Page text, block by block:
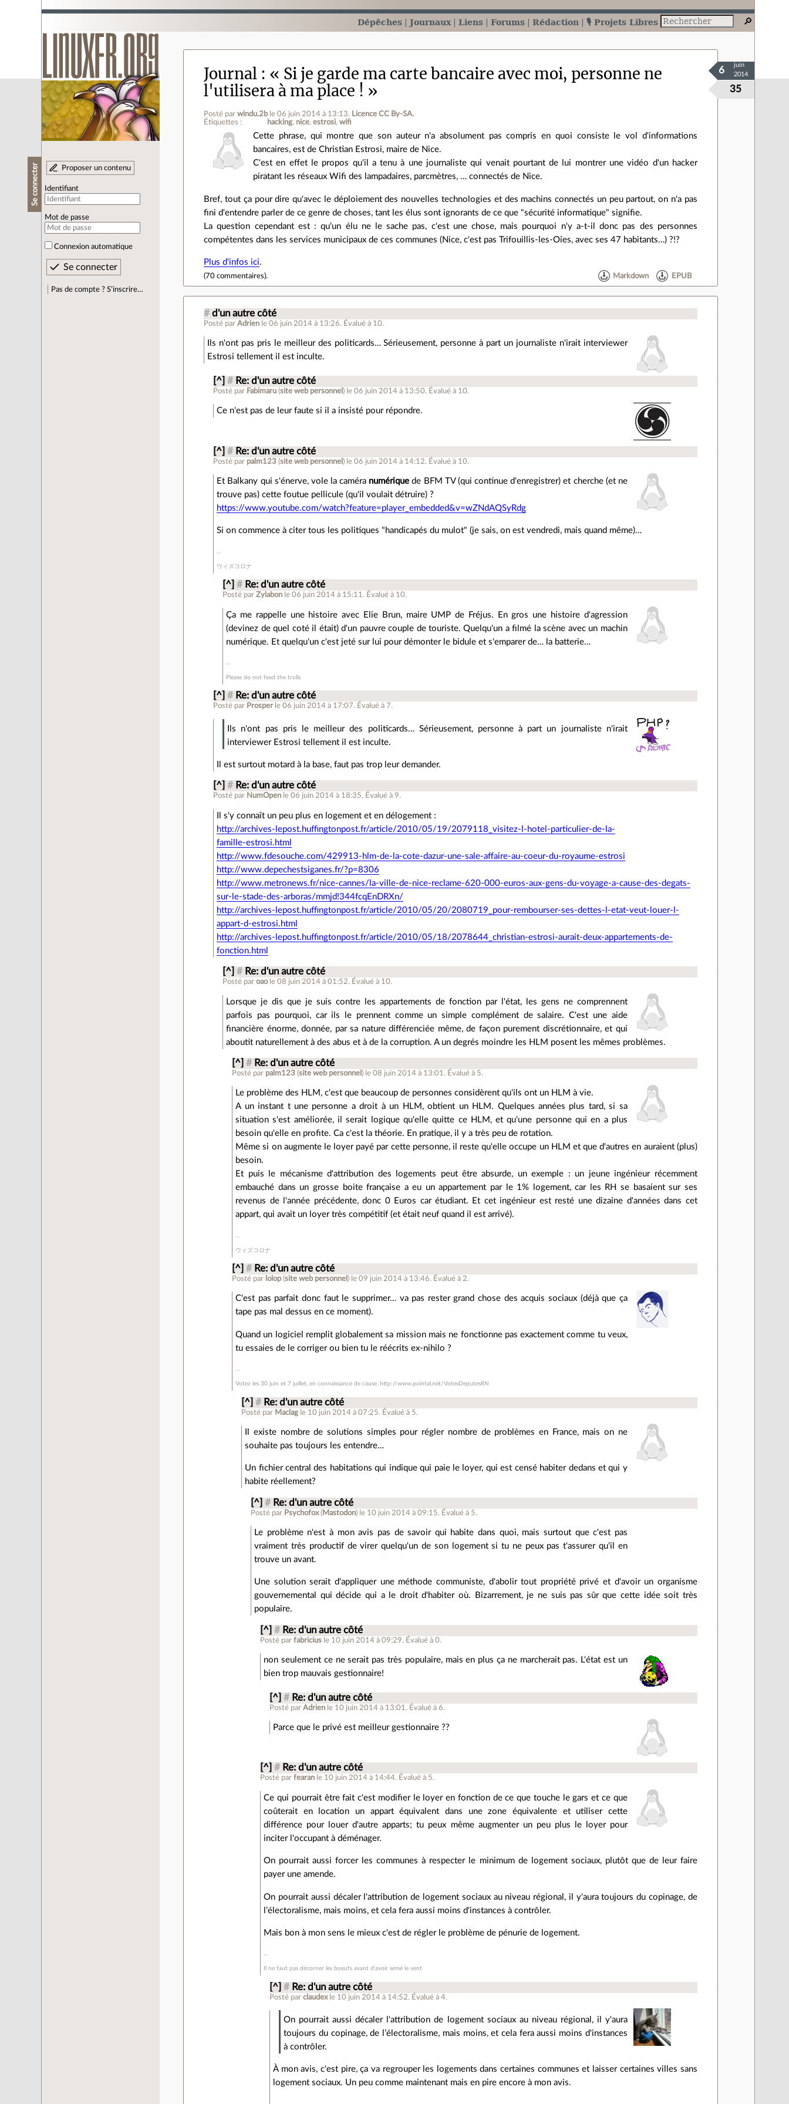
Dépêches Journaux Liens Forums Rédaction 🎙️ Projets Libres
Se connecter Proposer un contenu
Identifiant
Mot de passe
Connexion automatique
Pas de compte ? S’inscrire…
Journal
« Si je garde ma carte bancaire avec moi, personne ne
l'utilisera à ma place ! »
Posté parwindu.2b le 06 juin 2014 à 13:13. Licence CC By‑SA.
Étiquettes :
hacking nice estrosi wifi
35
6
juin
2014
Cette phrase, qui montre que son auteur n'a absolument pas compris en quoi consiste le vol d'informations
bancaires, est de Christian Estrosi, maire de Nice.
C'est en effet le propos qu'il a tenu à une journaliste qui venait pourtant de lui montrer une vidéo d'un hacker
piratant les réseaux Wifi des lampadaires, parcmètres, … connectés de Nice.
Bref, tout ça pour dire qu'avec le déploiement des nouvelles technologies et des machins connectés un peu partout, on n'a pas
fini d'entendre parler de ce genre de choses, tant les élus sont ignorants de ce que "sécurité informatique" signifie.
La question cependant est : qu'un élu ne le sache pas, c'est une chose, mais pourquoi n'y a-t-il donc pas des personnes
compétentes dans les services municipaux de ces communes (Nice, c'est pas Trifouillis-les-Oies, avec ses 47 habitants…) ?!?
Plus d'infos ici.
(70 commentaires). Markdown EPUB
# d'un autre côté
Posté parAdrien le 06 juin 2014 à 13:26. Évalué à 10.
Ils n'ont pas pris le meilleur des politicards… Sérieusement, personne à part un journaliste n'irait interviewer
Estrosi tellement il est inculte.
[^] # Re: d'un autre côté
Posté par Fabimaru (site web personnel ) le 06 juin 2014 à 13:50. Évalué à 10.
Ce n'est pas de leur faute si il a insisté pour répondre.
[^] # Re: d'un autre côté
Posté par palm123 (site web personnel ) le 06 juin 2014 à 14:12. Évalué à 10.
Et Balkany qui s'énerve, vole la caméra numérique de BFM TV (qui continue d'enregistrer) et cherche (et ne
trouve pas) cette foutue pellicule (qu'il voulait détruire) ?
https://www.youtube.com/watch?feature=player_embedded&v=wZNdAQSyRdg
Si on commence à citer tous les politiques "handicapés du mulot" (je sais, on est vendredi, mais quand même)…
ウィズコロナ
[^] # Re: d'un autre côté
Posté parZylabon le 06 juin 2014 à 15:11 . Évalué à 10.
Ça me rappelle une histoire avec Elie Brun, maire UMP de Fréjus. En gros une histoire d'agression
(devinez de quel coté il était) d'un pauvre couple de touriste. Quelqu'un a filmé la scène avec un machin
numérique. Et quelqu'un c'est jeté sur lui pour démonter le bidule et s'emparer de… la batterie…
Please do not feed the trolls
[^] # Re: d'un autre côté
Posté par Prosper le 06 juin 2014 à 17:07. Évalué à 7.
Ils n'ont pas pris le meilleur des politicards… Sérieusement, personne à part un journaliste n'irait
interviewer Estrosi tellement il est inculte.
Il est surtout motard à la base, faut pas trop leur demander.
[^] # Re: d'un autre côté
Posté par NumOpen le 06 juin 2014 à 18:35. Évalué à9.
Il s'y connaît un peu plus en logement et en délogement :
http://archives-lepost.huffingtonpost.fr/article/2010/05/19/2079118_visitez-l-hotel-particulier-de-la-
famille-estrosi.html
http://www.fdesouche.com/429913-hlm-de-la-cote-dazur-une-sale-affaire-au-coeur-du-royaume-estrosi
http://www.depechestsiganes.fr/?p=8306
http://www.metronews.fr/nice-cannes/la-ville-de-nice-reclame-620-000-euros-aux-gens-du-voyage-a-cause-des-degats-
sur-le-stade-des-arboras/mmjd!344fcqEnDRXn/
http://archives-lepost.huffingtonpost.fr/article/2010/05/20/2080719_pour-rembourser-ses-dettes-l-etat-veut-louer-l-
appart-d-estrosi.html
http://archives-lepost.huffingtonpost.fr/article/2010/05/18/2078644_christian-estrosi-aurait-deux-appartements-de-
fonction.html
[^] # Re: d'un autre côté
Posté paroao le 08 juin 2014 à 01:52. Évalué à 10.
Lorsque je dis que je suis contre les appartements de fonction par l'état, les gens ne comprennent
parfois pas pourquoi, car ils le prennent comme un simple complément de salaire. C'est une aide
financière énorme, donnée, par sa nature différenciée même, de façon purement discrétionnaire, et qui
aboutit naturellement à des abus et à de la corruption. A un degrés moindre les HLM posent les mêmes problèmes.
[^] # Re: d'un autre côté
Posté par palm123 (site web personnel ) le 08 juin 2014 à 13:01 . Évalué à 5.
Le problème des HLM, c'est que beaucoup de personnes considèrent qu'ils ont un HLM à vie.
A un instant t une personne a droit à un HLM, obtient un HLM. Quelques années plus tard, si sa
situation s'est améliorée, il serait logique qu'elle quitte ce HLM, et qu'une personne qui en a plus
besoin qu'elle en profite. Ca c'est la théorie. En pratique, il y a très peu de rotation.
Même si on augmente le loyer payé par cette personne, il reste qu'elle occupe un HLM et que d'autres en auraient (plus)
besoin.
Et puis le mécanisme d'attribution des logements peut être absurde, un exemple : un jeune ingénieur récemment
embauché dans un grosse boite française a eu un appartement par le 1% logement, car les RH se basaient sur ses
revenus de l'année précédente, donc 0 Euros car étudiant. Et cet ingénieur est resté une dizaine d'années dans cet
appart, qui avait un loyer très compétitif (et était neuf quand il est arrivé).
ウィズコロナ
[^] # Re: d'un autre côté
Posté par lolop(site web personnel ) le 09 juin 2014 à 13:46. Évalué à 2.
C'est pas parfait donc faut le supprimer… va pas rester grand chose des acquis sociaux (déjà que ça
tape pas mal dessus en ce moment).
Quand un logiciel remplit globalement sa mission mais ne fonctionne pas exactement comme tu veux,
tu essaies de le corriger ou bien tu le réécrits ex-nihilo ?
Votez les 30 juin et 7 juillet, en connaissance de cause. http://www.pointal.net/VotesDeputesRN
[^] # Re: d'un autre côté
Posté par Maclag le 10 juin 2014 à 07:25. Évalué à 5.
Il existe nombre de solutions simples pour régler nombre de problèmes en France, mais on ne
souhaite pas toujours les entendre…
Un fichier central des habitations qui indique qui paie le loyer, qui est censé habiter dedans et qui y
habite réellement?
[^] # Re: d'un autre côté
Posté par Psychofox( Mastodon) le 10 juin 2014 à 09:15. Évalué à 5.
Le problème n'est à mon avis pas de savoir qui habite dans quoi, mais surtout que c'est pas
vraiment très productif de virer quelqu'un de son logement si tu ne peux pas t'assurer qu'il en
trouve un avant.
Une solution serait d'appliquer une méthode communiste, d'abolir tout propriété privé et d'avoir un organisme
gouvernemental qui décide qui a le droit d'habiter où. Bizarrement, je ne suis pas sûr que cette idée soit très
populaire.
[^] # Re: d'un autre côté
Posté parfabricius le 10 juin 2014 à 09:29. Évalué à0.
non seulement ce ne serait pas très populaire, mais en plus ça ne marcherait pas. L'état est un
bien trop mauvais gestionnaire!
[^] # Re: d'un autre côté
Posté parAdrien le 10 juin 2014 à 13:01 . Évalué à6.
Parce que le privé est meilleur gestionnaire ??
[^] # Re: d'un autre côté
Posté parfearan le 10 juin 2014 à 14:44. Évalué à 5.
Ce qui pourrait être fait c'est modifier le loyer en fonction de ce que touche le gars et ce que
coûterait en location un appart équivalent dans une zone équivalente et utiliser cette
différence pour louer d'autre apparts; tu peux même augmenter un peu plus le loyer pour
inciter l'occupant à déménager.
On pourrait aussi forcer les communes à respecter le minimum de logement sociaux, plutôt que de leur faire
payer une amende.
On pourrait aussi décaler l'attribution de logement sociaux au niveau régional, il y'aura toujours du copinage, de
l’électoralisme, mais moins, et cela fera aussi moins d'instances à contrôler.
Mais bon à mon sens le mieux c'est de régler le problème de pénurie de logement.
Il ne faut pas décorner les boeufs avant d'avoir semé le vent
[^] # Re: d'un autre côté
Posté parclaudex le 10 juin 2014 à 14:52. Évalué à4.
On pourrait aussi décaler l'attribution de logement sociaux au niveau régional, il y'aura
toujours du copinage, de l’électoralisme, mais moins, et cela fera aussi moins d'instances
à contrôler.
À mon avis, c'est pire, ça va regrouper les logements dans certaines communes et laisser certaines villes sans
logement sociaux. Un peu comme maintenant mais en pire encore à mon avis.